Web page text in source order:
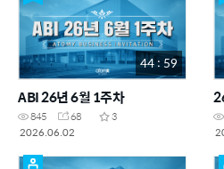
44 : 59
ABI 26년 6월 1주차
845 68
3
2026.06.02